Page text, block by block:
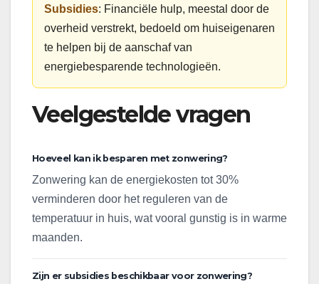
Subsidies: Financiële hulp, meestal door de
overheid verstrekt, bedoeld om huiseigenaren
te helpen bij de aanschaf van
energiebesparende technologieën.
Veelgestelde vragen
Hoeveel kan ik besparen met zonwering?
Zonwering kan de energiekosten tot 30%
verminderen door het reguleren van de
temperatuur in huis, wat vooral gunstig is in warme
maanden.
Zijn er subsidies beschikbaar voor zonwering?